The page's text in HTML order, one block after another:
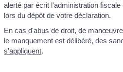
alerté par écrit l'administration
lors du dépôt de votre déclaration.
En cas d'abus de droit, de
le manquement est délibéré,des
s'appliquent.